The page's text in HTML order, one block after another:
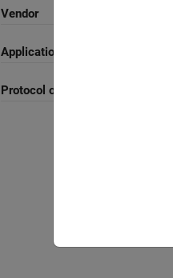
Vendor
Application
Protocol or Standard